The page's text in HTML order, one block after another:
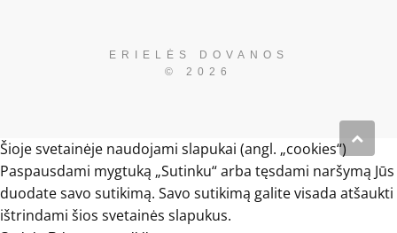
ERIELĖS DOVANOS
© 2026
Šioje svetainėje naudojami slapukai (angl. „cookies“)
Paspausdami mygtuką „Sutinku“ arba tęsdami naršymą Jūs
duodate savo sutikimą. Savo sutikimą galite visada atšaukti
ištrindami šios svetainės slapukus.